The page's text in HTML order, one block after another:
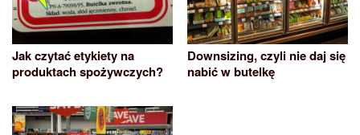
Jak czytać etykiety na
produktach spożywczych?
Downsizing, czyli nie daj się
nabić w butelkę